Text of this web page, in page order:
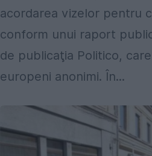
acordarea vizelor pentru
conform unui raport
de publicaţia Politico,
europeni anonimi. În...